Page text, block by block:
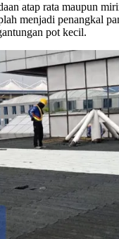
atap rata maupun
menjadi penangkal
pot kecil.